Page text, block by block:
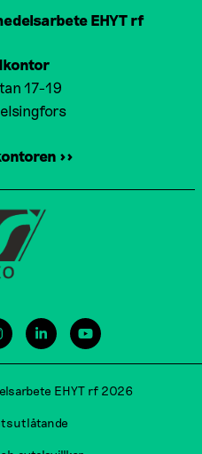
EHYT rf
17-19
>>
EHYT rf 2026